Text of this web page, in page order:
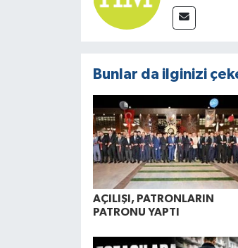
Bunlar da ilginizi
AÇILIŞI, PATRONLARIN
PATRONU YAPTI